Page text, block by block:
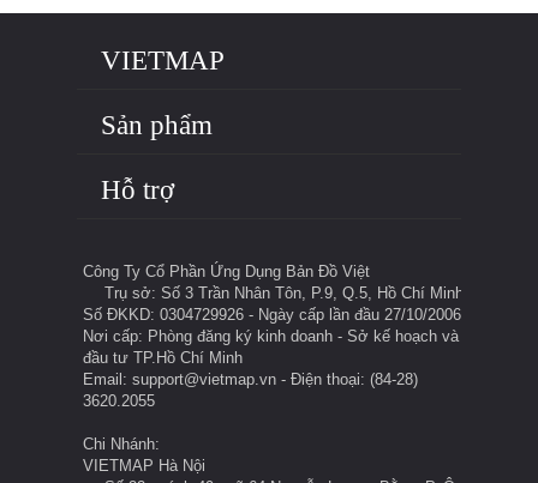
VIETMAP
Sản phẩm
Hỗ trợ
Công Ty Cổ Phần Ứng Dụng Bản Đồ Việt
Trụ sở: Số 3 Trần Nhân Tôn, P.9, Q.5, Hồ Chí Minh
Số ĐKKD: 0304729926 - Ngày cấp lần đầu 27/10/2006
Nơi cấp: Phòng đăng ký kinh doanh - Sở kế hoạch và
đầu tư TP.Hồ Chí Minh
Email: support@vietmap.vn - Điện thoại: (84-28)
3620.2055
Chi Nhánh:
VIETMAP Hà Nội